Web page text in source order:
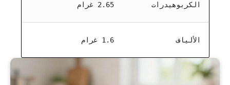
الكربوهيدرات 2.65 غرام
الألياف 1.6 غرام